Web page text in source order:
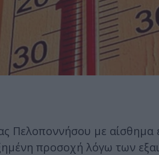
Πελοποννήσου με αίσθημα
προσοχή λόγω των